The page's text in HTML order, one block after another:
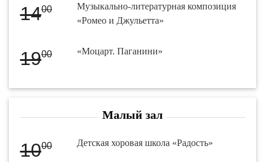
1400
Музыкально-литературная композиция
«Ромео и Джульетта»
1900 «Моцарт. Паганини»
Малый зал
1000 Детская хоровая школа «Радость»